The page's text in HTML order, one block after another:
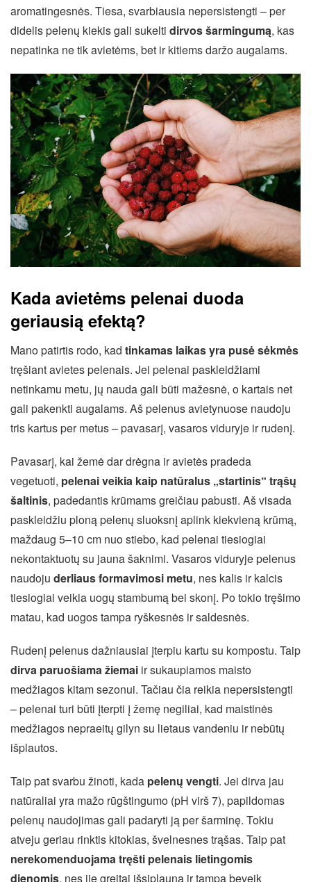
aromatingesnės. Tiesa, svarbiausia nepersistengti – per
didelis pelenų kiekis gali sukelti dirvos šarmingumą, kas
nepatinka ne tik avietėms, bet ir kitiems daržo augalams.
Kada avietėms pelenai duoda
geriausią efektą?
Mano patirtis rodo, kad tinkamas laikas yra pusė sėkmės
tręšiant avietes pelenais. Jei pelenai paskleidžiami
netinkamu metu, jų nauda gali būti mažesnė, o kartais net
gali pakenkti augalams. Aš pelenus avietynuose naudoju
tris kartus per metus – pavasarį, vasaros viduryje ir rudenį.
Pavasarį, kai žemė dar drėgna ir avietės pradeda
vegetuoti, pelenai veikia kaip natūralus „startinis“ trąšų
šaltinis, padedantis krūmams greičiau pabusti. Aš visada
paskleidžiu ploną pelenų sluoksnį aplink kiekvieną krūmą,
maždaug 5–10 cm nuo stiebo, kad pelenai tiesiogiai
nekontaktuotų su jauna šaknimi. Vasaros viduryje pelenus
naudoju derliaus formavimosi metu, nes kalis ir kalcis
tiesiogiai veikia uogų stambumą bei skonį. Po tokio tręšimo
matau, kad uogos tampa ryškesnės ir saldesnės.
Rudenį pelenus dažniausiai įterpiu kartu su kompostu. Taip
dirva paruošiama žiemai ir sukaupiamos maisto
medžiagos kitam sezonui. Tačiau čia reikia nepersistengti
– pelenai turi būti įterpti į žemę negiliai, kad maistinės
medžiagos nepraeitų gilyn su lietaus vandeniu ir nebūtų
išplautos.
Taip pat svarbu žinoti, kada pelenų vengti. Jei dirva jau
natūraliai yra mažo rūgštingumo (pH virš 7), papildomas
pelenų naudojimas gali padaryti ją per šarminę. Tokiu
atveju geriau rinktis kitokias, švelnesnes trąšas. Taip pat
nerekomenduojama tręšti pelenais lietingomis
dienomis, nes jie greitai išsiplauna ir tampa beveik